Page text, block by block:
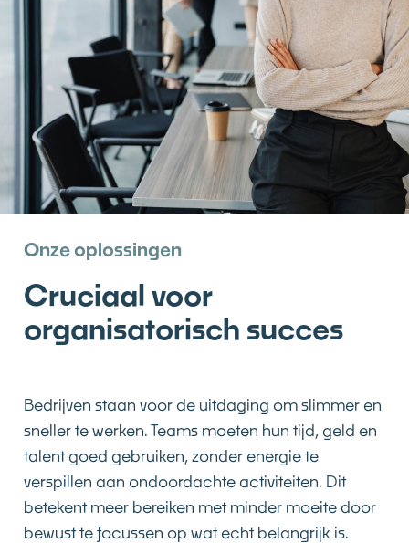
Onze oplossingen
Cruciaal voor
organisatorisch succes
Bedrijven staan voor de uitdaging om slimmer en
sneller te werken. Teams moeten hun tijd, geld en
talent goed gebruiken, zonder energie te
verspillen aan ondoordachte activiteiten. Dit
betekent meer bereiken met minder moeite door
bewust te focussen op wat echt belangrijk is.